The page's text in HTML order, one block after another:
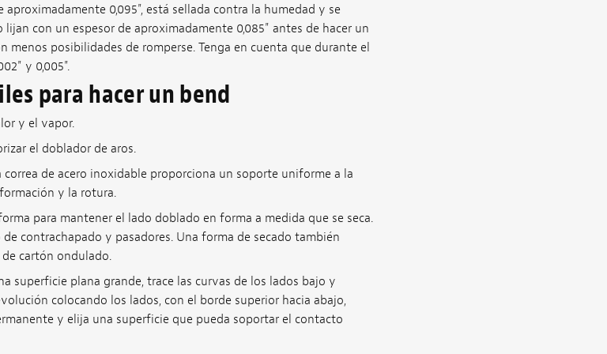
0,095", está sellada contra la humedad y se
con un espesor de aproximadamente 0,085" antes de hacer un
menos posibilidades de romperse. Tenga en cuenta que durante el
y 0,005".
para hacer un bend
y el vapor.
el doblador de aros.
correa de acero inoxidable proporciona un soporte uniforme a la
y la rotura.
para mantener el lado doblado en forma a medida que se seca.
contrachapado y pasadores. Una forma de secado también
cartón ondulado.
superficie plana grande, trace las curvas de los lados bajo y
colocando los lados, con el borde superior hacia abajo,
y elija una superficie que pueda soportar el contacto